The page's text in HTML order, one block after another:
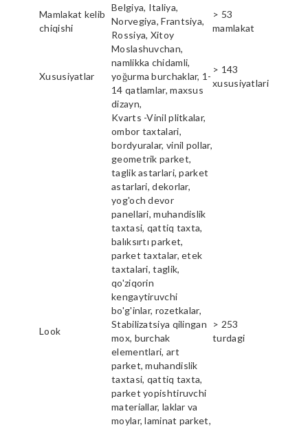
Mamlakat kelib
chiqishi
Belgiya, Italiya,
Norvegiya, Frantsiya,
Rossiya, Xitoy
> 53
mamlakat
Xususiyatlar
Moslashuvchan,
namlikka chidamli,
yoğurma burchaklar, 1-
14 qatlamlar, maxsus
dizayn,
> 143
xususiyatlari
Look
Kvarts -Vinil plitkalar,
ombor taxtalari,
bordyuralar, vinil pollar,
geometrik parket,
taglik astarlari, parket
astarlari, dekorlar,
yog'och devor
panellari, muhandislik
taxtasi, qattiq taxta,
balıksırtı parket,
parket taxtalar, etek
taxtalari, taglik,
qo'ziqorin
kengaytiruvchi
bo'g'inlar, rozetkalar,
Stabilizatsiya qilingan
mox, burchak
elementlari, art
parket, muhandislik
taxtasi, qattiq taxta,
parket yopishtiruvchi
materiallar, laklar va
moylar, laminat parket,
> 253
turdagi